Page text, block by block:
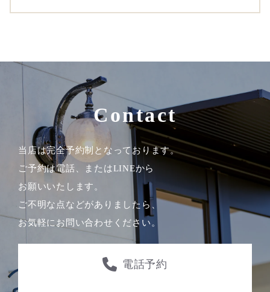
Contact
当店は完全予約制となっております。
ご予約は電話、またはLINEから
お願いいたします。
ご不明な点などがありましたら、
お気軽にお問い合わせください。
電話予約